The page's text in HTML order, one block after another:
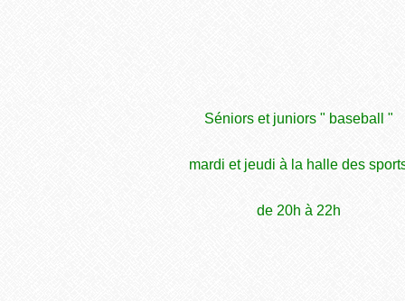
Séniors et juniors " baseball "
mardi et jeudi à la halle des
de 20h à 22h